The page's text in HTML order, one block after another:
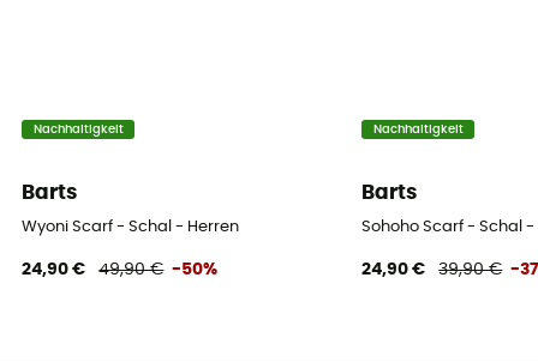
Nachhaltigkeit
Barts
Wyoni Scarf - Schal - Herren
24,90 € 49,90 € -50%
Nachhaltigkeit
Barts
Sohoho Scarf - Schal -
24,90 € 39,90 € -